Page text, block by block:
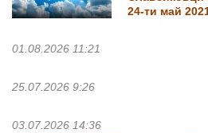
24-ти май
01.08.2026 11:21
25.07.2026 9:26
03.07.2026 14:36